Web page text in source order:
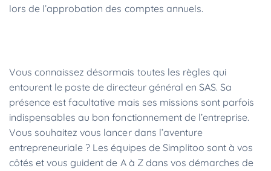
lors de l’approbation des comptes annuels.
Vous connaissez désormais toutes les règles qui
entourent le poste de directeur général en SAS. Sa
présence est facultative mais ses missions sont parfois
indispensables au bon fonctionnement de l’entreprise.
Vous souhaitez vous lancer dans l’aventure
entrepreneuriale ? Les équipes de Simplitoo sont à vos
côtés et vous guident de A à Z dans vos démarches de